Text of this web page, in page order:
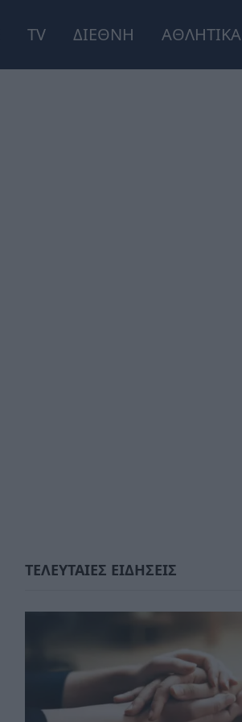
TV ΔΙΕΘΝΗ ΑΘΛΗΤΙΚΑ
ΤΕΛΕΥΤΑΙΕΣ ΕΙΔΗΣΕΙΣ